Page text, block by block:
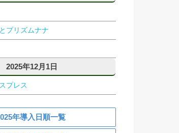
プリズムナナ
2025年12月1日
プレス
年導入日順一覧